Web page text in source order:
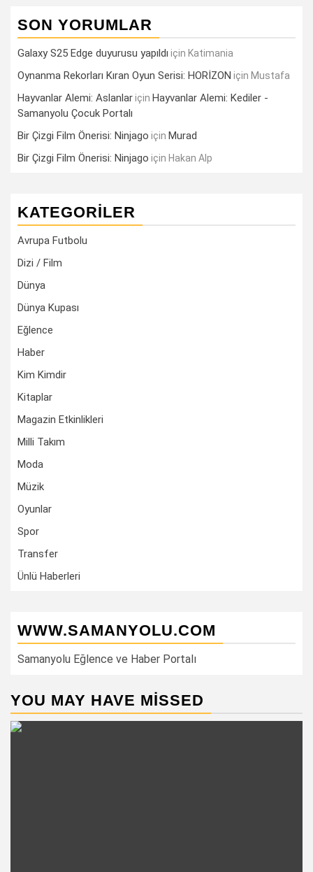
SON YORUMLAR
Galaxy S25 Edge duyurusu yapıldı için Katimania
Oynanma Rekorları Kıran Oyun Serisi: HORİZON için Mustafa
Hayvanlar Alemi: Aslanlariçin Hayvanlar Alemi: Kediler -
Samanyolu Çocuk Portalı
Bir Çizgi Film Önerisi: Ninjago için Murad
Bir Çizgi Film Önerisi: Ninjago için Hakan Alp
KATEGORILER
Avrupa Futbolu
Dizi / Film
Dünya
Dünya Kupası
Eğlence
Haber
Kim Kimdir
Kitaplar
Magazin Etkinlikleri
Milli Takım
Moda
Müzik
Oyunlar
Spor
Transfer
Ünlü Haberleri
WWW.SAMANYOLU.COM
Samanyolu Eğlence ve Haber Portalı
YOU MAY HAVE MISSED